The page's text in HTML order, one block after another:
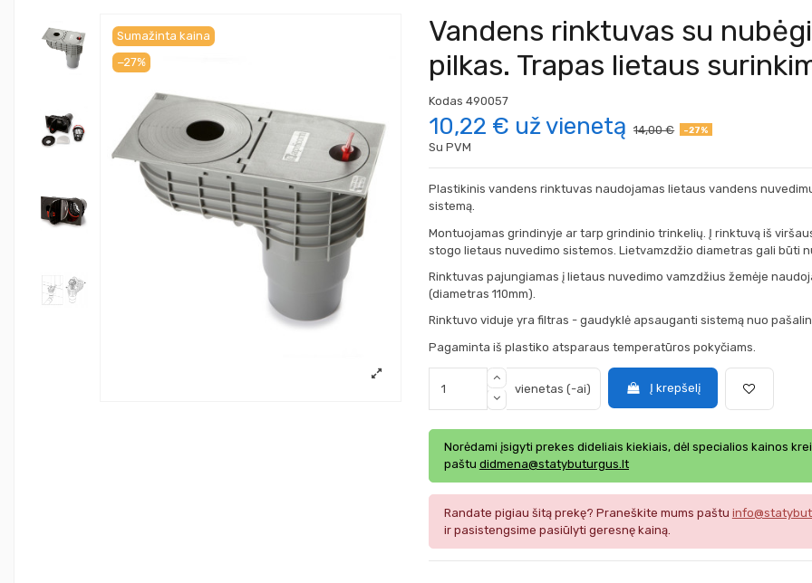
Sumažinta kaina
−27%
Vandens rinktuvas su
pilkas. Trapas lietaus
Kodas 490057
10,22 € už vienetą 14,00 € -27%
Su PVM
Plastikinis vandens rinktuvas naudojamas lietaus vandens
sistemą.
Montuojamas grindinyje ar tarp grindinio trinkelių. Į rinktuvą iš
stogo lietaus nuvedimo sistemos. Lietvamzdžio diametras gali būti
Rinktuvas pajungiamas į lietaus nuvedimo vamzdžius žemėje
(diametras 110mm).
Rinktuvo viduje yra filtras - gaudyklė apsauganti sistemą nuo
Pagaminta iš plastiko atsparaus temperatūros pokyčiams.
vienetas (-ai) Į krepšelį
Norėdami įsigyti prekes dideliais kiekiais, dėl specialios kainos
paštu didmena@statybuturgus.lt
Randate pigiau šitą prekę? Praneškite mums paštu
ir pasistengsime pasiūlyti geresnę kainą.